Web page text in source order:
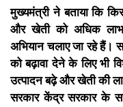
मुख्यमंत्री ने बताया कि
और खेती को अधिक
अभियान चलाए जा रहे हैं।
को बढ़ावा देने के लिए भी
उत्पादन बढ़े और खेती की
सरकार केंद्र सरकार के